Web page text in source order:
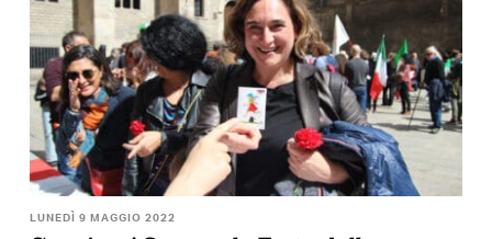
LUNEDÌ 9 MAGGIO 2022